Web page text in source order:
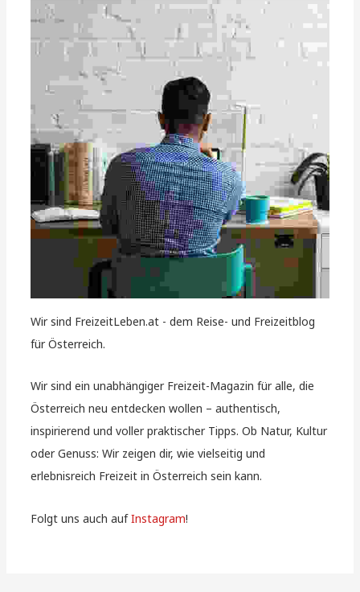
Wir sind FreizeitLeben.at - dem Reise- und Freizeitblog
für Österreich.
Wir sind ein unabhängiger Freizeit-Magazin für alle, die
Österreich neu entdecken wollen – authentisch,
inspirierend und voller praktischer Tipps. Ob Natur, Kultur
oder Genuss: Wir zeigen dir, wie vielseitig und
erlebnisreich Freizeit in Österreich sein kann.
Folgt uns auch aufInstagram!